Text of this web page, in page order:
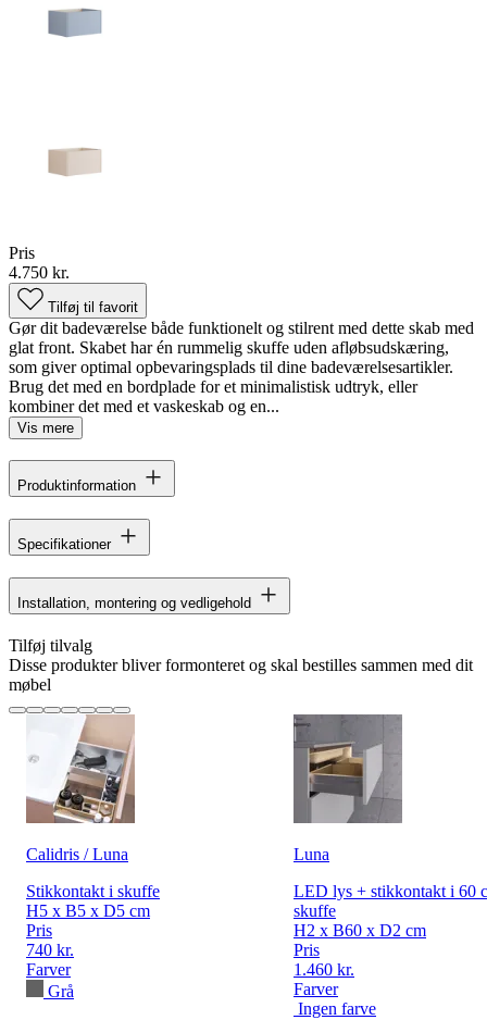
Pris
4.750 kr.
Tilføj til favorit
Gør dit badeværelse både funktionelt og stilrent med dette skab med
glat front. Skabet har én rummelig skuffe uden afløbsudskæring,
som giver optimal opbevaringsplads til dine badeværelsesartikler.
Brug det med en bordplade for et minimalistisk udtryk, eller
kombiner det med et vaskeskab og en...
Vis mere
Produktinformation
Specifikationer
Installation, montering og vedligehold
Tilføj tilvalg
Disse produkter bliver formonteret og skal bestilles sammen med dit
møbel
Calidris / Luna
Stikkontakt i skuffe
H5 x B5 x D5 cm
Pris
740 kr.
Farver
Grå
Luna
LED lys + stikkontakt i 60
skuffe
H2 x B60 x D2 cm
Pris
1.460 kr.
Farver
Ingen farve